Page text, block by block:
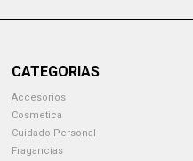
CATEGORIAS
Accesorios
Cosmetica
Cuidado Personal
Fragancias